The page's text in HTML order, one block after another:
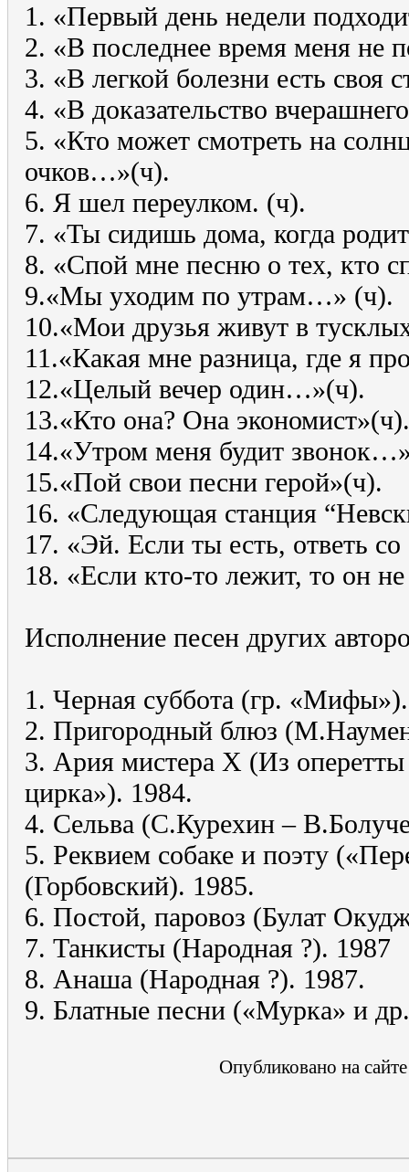
1. «Первый день недели
2. «В последнее время меня
3. «В легкой болезни есть своя
4. «В доказательство
5. «Кто может смотреть на
очков…»(ч).
6. Я шел переулком. (ч).
7. «Ты сидишь дома, когда
8. «Спой мне песню о тех, кто
9.«Мы уходим по утрам…» (ч).
10.«Мои друзья живут в
11.«Какая мне разница, где я
12.«Целый вечер один…»(ч).
13.«Кто она? Она экономист»(ч).
14.«Утром меня будит
15.«Пой свои песни герой»(ч).
16. «Следующая станция
17. «Эй. Если ты есть, ответь
18. «Если кто-то лежит, то он
Исполнение песен других
1. Черная суббота (гр.
2. Пригородный блюз
3. Ария мистера Х (Из
цирка»). 1984.
4. Сельва (С.Курехин –
5. Реквием собаке и поэту
(Горбовский). 1985.
6. Постой, паровоз (Булат
7. Танкисты (Народная ?). 1987
8. Анаша (Народная ?). 1987.
9. Блатные песни («Мурка» и
Опубликовано на